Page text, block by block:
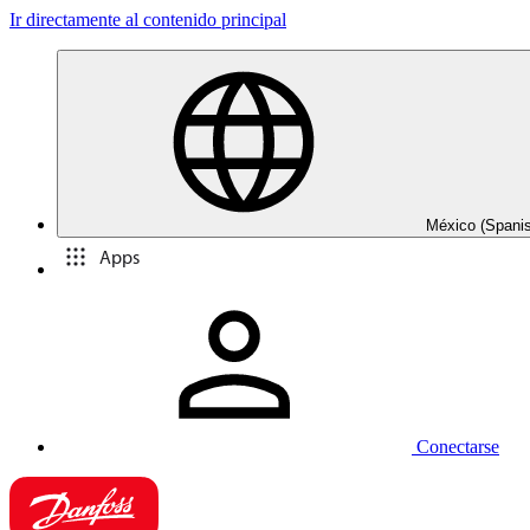
Ir directamente al contenido principal
México
Apps
Conectarse